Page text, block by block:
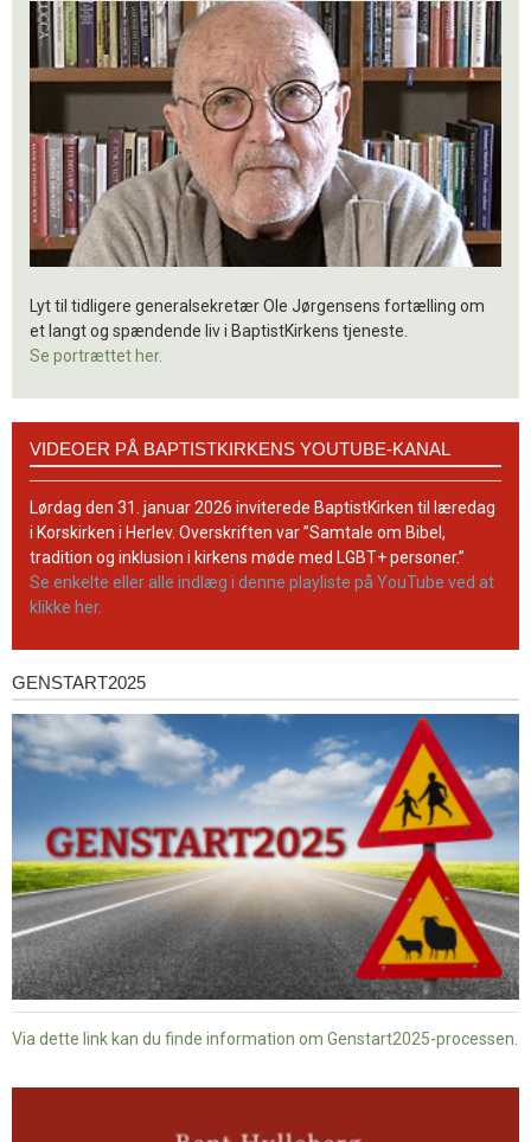
Lyt til tidligere generalsekretær Ole Jørgensens fortælling om
et langt og spændende liv i BaptistKirkens tjeneste.
Se portrættet her.
BaptistKirkens
YouTube-
kanal
VIDEOER PÅ BAPTISTKIRKENS YOUTUBE-KANAL
Lørdag den 31. januar 2026 inviterede BaptistKirken til læredag
i Korskirken i Herlev. Overskriften var ”Samtale om Bibel,
tradition og inklusion i kirkens møde med LGBT+ personer.”
Se enkelte eller alle indlæg i denne playliste på YouTube ved at
klikke her.
Genstart2025
GENSTART2025
Via dette link kan du finde information om Genstart2025-processen.